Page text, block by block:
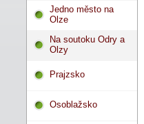
Jedno město na
Olze
Na soutoku Odry a
Olzy
Prajzsko
Osoblažsko